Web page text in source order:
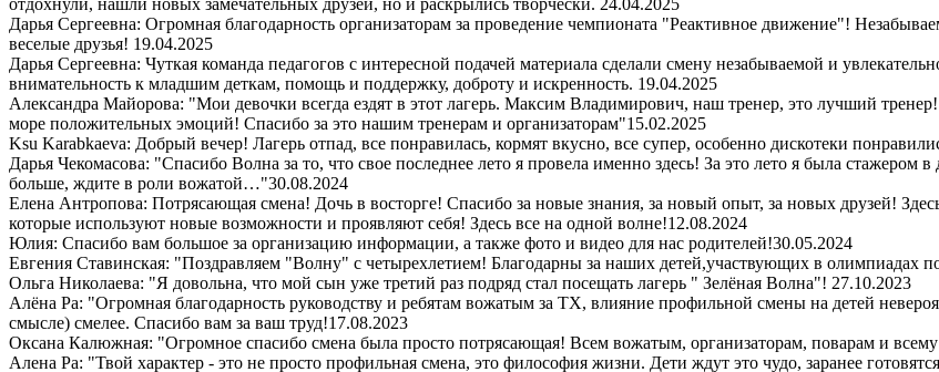
отдохнули, нашли новых замечательных друзей, но и раскрылись творчески. 24.04.2025
Дарья Сергеевна: Огромная благодарность организаторам за проведение чемпионата "Реактивное движение"!
веселые друзья! 19.04.2025
Дарья Сергеевна: Чуткая команда педагогов с интересной подачей материала сделали смену незабываемой и
внимательность к младшим деткам, помощь и поддержку, доброту и искренность. 19.04.2025
Александра Майорова: "Мои девочки всегда ездят в этот лагерь. Максим Владимирович, наш тренер, это лучший
море положительных эмоций! Спасибо за это нашим тренерам и организаторам"15.02.2025
Ksu Karabkaeva: Добрый вечер! Лагерь отпад, все понравилась, кормят вкусно, все супер, особенно дискотеки
Дарья Чекомасова: "Спасибо Волна за то, что свое последнее лето я провела именно здесь! За это лето я была
больше, ждите в роли вожатой…"30.08.2024
Елена Антропова: Потрясающая смена! Дочь в восторге! Спасибо за новые знания, за новый опыт, за новых друзей!
которые используют новые возможности и проявляют себя! Здесь все на одной волне!12.08.2024
Юлия: Спасибо вам большое за организацию информации, а также фото и видео для нас родителей!30.05.2024
Евгения Ставинская: "Поздравляем "Волну" с четырехлетием! Благодарны за наших детей,участвующих в олимпиадах
Ольга Николаева: "Я довольна, что мой сын уже третий раз подряд стал посещать лагерь " Зелёная Волна"! 27.10.2023
Алёна Ра: "Огромная благодарность руководству и ребятам вожатым за ТХ, влияние профильной смены на детей
смысле) смелее. Спасибо вам за ваш труд!17.08.2023
Оксана Калюжная: "Огромное спасибо смена была просто потрясающая! Всем вожатым, организаторам, поварам и
Алена Ра: "Твой характер - это не просто профильная смена, это философия жизни. Дети ждут это чудо, заранее